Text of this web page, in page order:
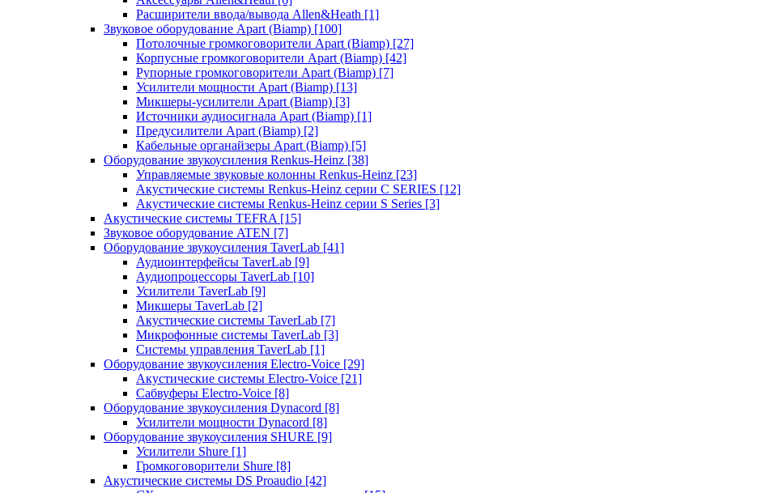
Расширители ввода/вывода Allen&Heath [1]
Звуковое оборудование Apart (Biamp) [100]
Потолочные громкоговорители Apart (Biamp) [27]
Корпусные громкоговорители Apart (Biamp) [42]
Рупорные громкоговорители Apart (Biamp) [7]
Усилители мощности Apart (Biamp) [13]
Микшеры-усилители Apart (Biamp) [3]
Источники аудиосигнала Apart (Biamp) [1]
Предусилители Apart (Biamp) [2]
Кабельные органайзеры Apart (Biamp) [5]
Оборудование звукоусиления Renkus-Heinz [38]
Управляемые звуковые колонны Renkus-Heinz [23]
Акустические системы Renkus-Heinz серии C SERIES [12]
Акустические системы Renkus-Heinz серии S Series [3]
Акустические системы TEFRA [15]
Звуковое оборудование ATEN [7]
Оборудование звукоусиления TaverLab [41]
Аудиоинтерфейсы TaverLab [9]
Аудиопроцессоры TaverLab [10]
Усилители TaverLab [9]
Микшеры TaverLab [2]
Акустические системы TaverLab [7]
Микрофонные системы TaverLab [3]
Системы управления TaverLab [1]
Оборудование звукоусиления Electro-Voice [29]
Акустические системы Electro-Voice [21]
Сабвуферы Electro-Voice [8]
Оборудование звукоусиления Dynacord [8]
Усилители мощности Dynacord [8]
Оборудование звукоусиления SHURE [9]
Усилители Shure [1]
Громкоговорители Shure [8]
Акустические системы DS Proaudio [42]